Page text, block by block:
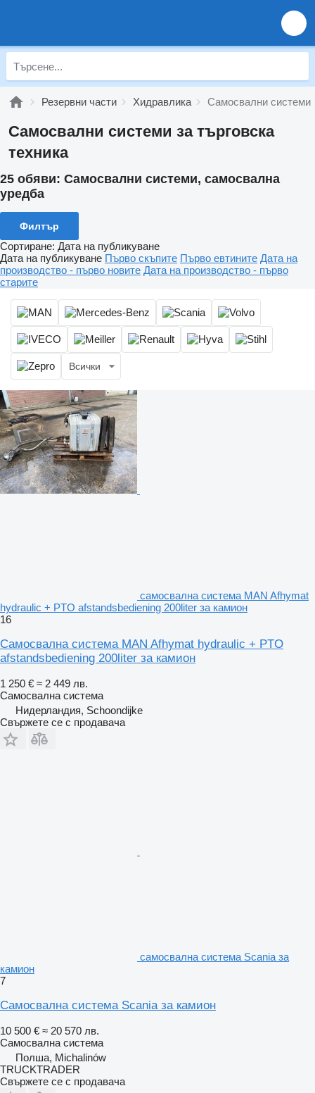
Резервни части Хидравлика Самосвални системи
Самосвални системи за търговска
техника
25 обяви: Самосвални системи, самосвална
уредба
Филтър
Сортиране: Дата на публикуване
Дата на публикуване Първо скъпите Първо евтините Дата на
производство - първо новите Дата на производство - първо
старите
Всички
самосвална система MAN Afhymat
hydraulic + PTO afstandsbediening 200liter за камион
16
Самосвална система MAN Afhymat hydraulic + PTO
afstandsbediening 200liter за камион
1 250 € ≈ 2 449 лв.
Самосвална система
Нидерландия, Schoondijke
Свържете се с продавача
самосвална система Scania за
камион
7
Самосвална система Scania за камион
10 500 € ≈ 20 570 лв.
Самосвална система
Полша, Michalinów
TRUCKTRADER
Свържете се с продавача